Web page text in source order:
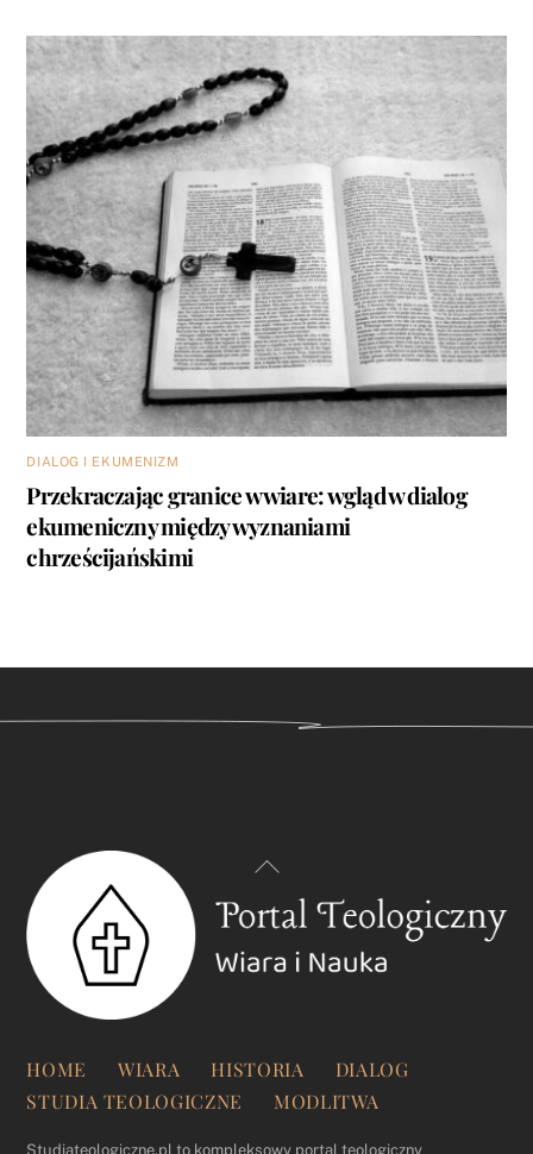
DIALOG I EKUMENIZM
Przekraczając granice w wiare: wgląd w dialog
ekumeniczny między wyznaniami
chrześcijańskimi
Back
Top
HOME WIARA HISTORIA
DIALOG
STUDIA TEOLOGICZNE
MODLITWA
Studiateologiczne.pl to kompleksowy portal teologiczny